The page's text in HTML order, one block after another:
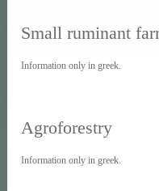
Small ruminant
Information only in greek.
Agroforestry
Information only in greek.